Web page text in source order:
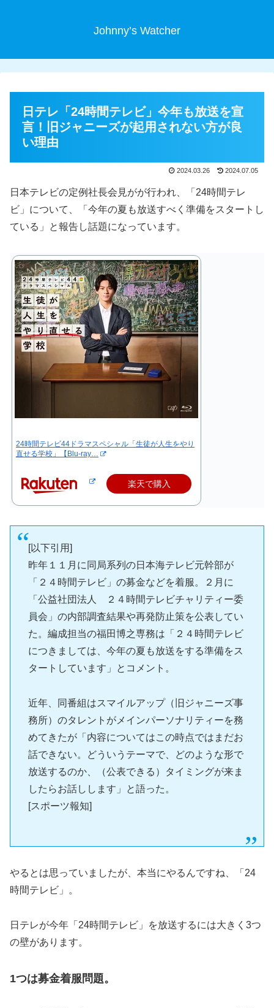
Johnny’s Watcher
日テレ「24時間テレビ」今年も放送を宣
言！旧ジャニーズが起用されない方が良
い理由
2024.03.26 2024.07.05
日本テレビの定例社長会見がが行われ、「24時間テレ
ビ」について、「今年の夏も放送すべく準備をスタートし
ている」と報告し話題になっています。
24時間テレビ44ドラマスペシャル「生徒が人生をやり
直せる学校」【Blu-ray…
楽天で購入
[以下引用]
昨年１１月に同局系列の日本海テレビ元幹部が
「２４時間テレビ」の募金などを着服。２月に
「公益社団法人 ２４時間テレビチャリティー委
員会」の内部調査結果や再発防止策を公表してい
た。編成担当の福田博之専務は「２４時間テレビ
につきましては、今年の夏も放送をする準備をス
タートしています」とコメント。
近年、同番組はスマイルアップ（旧ジャニーズ事
務所）のタレントがメインパーソナリティーを務
めてきたが「内容についてはこの時点ではまだお
話できない。どういうテーマで、どのような形で
放送するのか、（公表できる）タイミングが来ま
したらお話しします」と語った。
[スポーツ報知]
やるとは思っていましたが、本当にやるんですね、「24
時間テレビ」。
日テレが今年「24時間テレビ」を放送するには大きく3つ
の壁があります。
1つは募金着服問題。